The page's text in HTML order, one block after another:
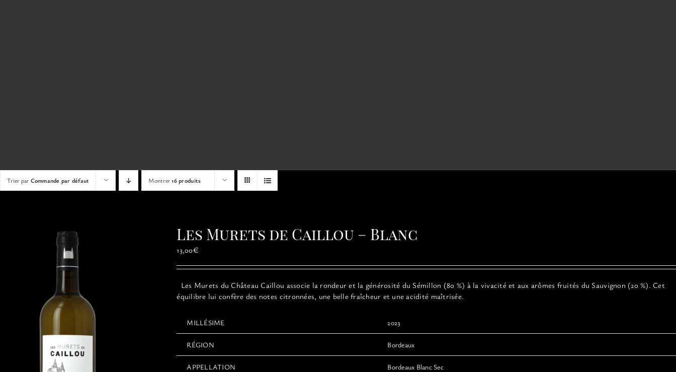
Trier parCommande par défaut Montrer16 produits
Les Murets de Caillou – Blanc
13,00€
Les Murets du Château Caillou associe la rondeur et la générosité du Sémillon (80 %) à la vivacité et aux arômes fruités du Sauvignon (20 %). Cet
équilibre lui confère des notes citronnées, une belle fraîcheur et une acidité maîtrisée.
MILLÉSIME 2023
RÉGION Bordeaux
APPELLATION Bordeaux Blanc Sec